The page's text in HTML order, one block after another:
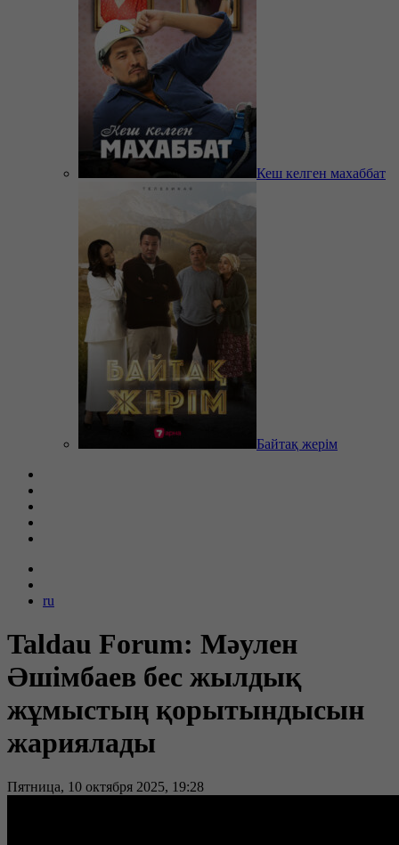
Кеш келген махаббат
Байтақ жерім
ru
Taldau Forum: Мәулен
Әшімбаев бес жылдық
жұмыстың қорытындысын
жариялады
Пятница, 10 октября 2025, 19:28